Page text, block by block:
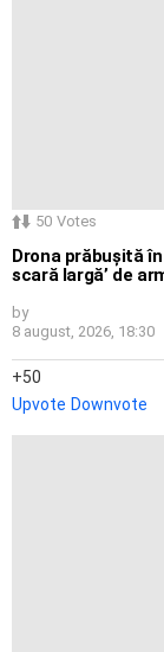
50 Votes
Drona prăbușită
scară largă’ de
by
8 august, 2026, 18:30
50
Upvote Downvote